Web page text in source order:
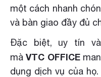
một cách nhanh
và bàn giao đầy đủ
Đặc biệt, uy tín
màVTC OFFICE
dụng dịch vụ của